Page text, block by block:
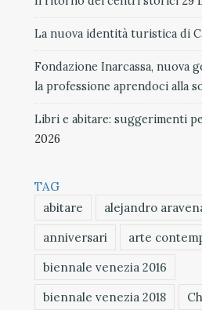
La nuova identità turistica di
Fondazione Inarcassa, nuova
la professione aprendoci alla
Libri e abitare: suggerimenti
2026
TAG
abitare
alejandro
anniversari
arte
biennale venezia 2016
biennale venezia 2018